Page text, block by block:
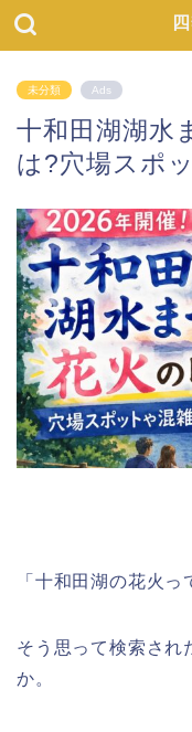
未分類 Ads
十和田湖湖水
は?穴場スポ
「十和田湖の花火
そう思って検索され
か。